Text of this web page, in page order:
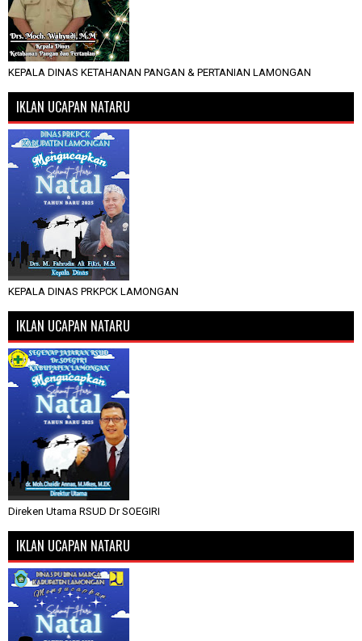
KEPALA DINAS KETAHANAN PANGAN & PERTANIAN LAMONGAN
IKLAN UCAPAN NATARU
KEPALA DINAS PRKPCK LAMONGAN
IKLAN UCAPAN NATARU
Direken Utama RSUD Dr SOEGIRI
IKLAN UCAPAN NATARU